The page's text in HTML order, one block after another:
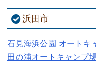
浜田市
石見海浜公園 オートキ
田の浦オートキャンプ